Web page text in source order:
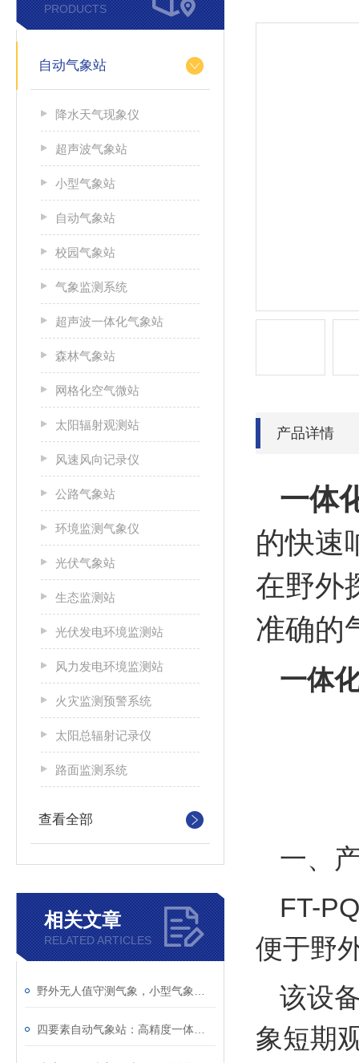
PRODUCTS
自动气象站
降水天气现象仪
超声波气象站
小型气象站
自动气象站
校园气象站
气象监测系统
超声波一体化气象站
森林气象站
网格化空气微站
太阳辐射观测站
风速风向记录仪
公路气象站
环境监测气象仪
光伏气象站
生态监测站
光伏发电环境监测站
风力发电环境监测站
火灾监测预警系统
太阳总辐射记录仪
路面监测系统
查看全部
相关文章
RELATED ARTICLES
产品详情
一体
的快速
在野外
准确的
一体
一、
FT-
便于野
该设
象短期